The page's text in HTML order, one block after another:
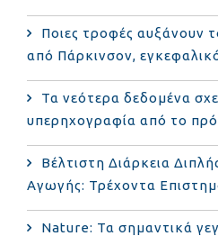
Ποιες τροφές αυξάνουν
από Πάρκινσον,
Τα νεότερα δεδομένα
υπερηχογραφία από το
Bέλτιστη Διάρκεια
Αγωγής: Τρέχοντα
Nature: Τα σημαντικά